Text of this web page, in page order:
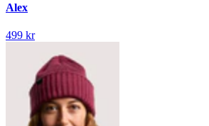
Alex
499 kr